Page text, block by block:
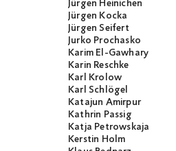
Jürgen Heinichen
Jürgen Kocka
Jürgen Seifert
Jurko Prochasko
Karim El-Gawhary
Karin Reschke
Karl Krolow
Karl Schlögel
Katajun Amirpur
Kathrin Passig
Katja Petrowskaja
Kerstin Holm